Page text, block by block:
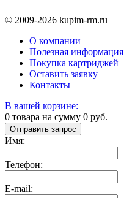
© 2009-2026 kupim-rm.ru
О компании
Полезная информация
Покупка картриджей
Оставить заявку
Контакты
В вашей корзине:
0 товара на сумму 0 руб.
Отправить запрос
Имя:
Телефон:
E-mail: